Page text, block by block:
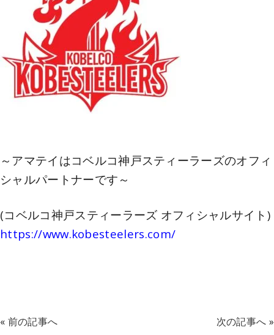
～アマテイはコベルコ神戸スティーラーズのオフィ
シャルパートナーです～
(コベルコ神戸スティーラーズ オフィシャルサイト)
https://www.kobesteelers.com/
« 前の記事へ 次の記事へ »